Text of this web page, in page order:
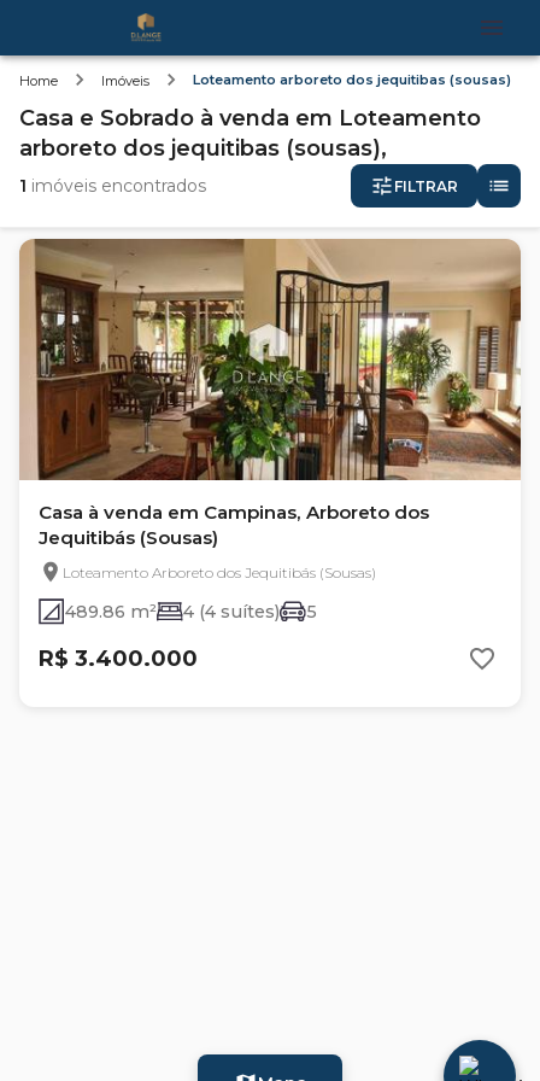
Home Imóveis Loteamento arboreto dos jequitibas (sousas)
Casa e Sobrado à venda em Loteamento
arboreto dos jequitibas (sousas),
1 imóveis encontrados FILTRAR
Casa à venda em Campinas, Arboreto dos
Jequitibás (Sousas)
Loteamento Arboreto dos Jequitibás (Sousas)
489.86 m² 4 (4 suítes) 5
R$ 3.400.000